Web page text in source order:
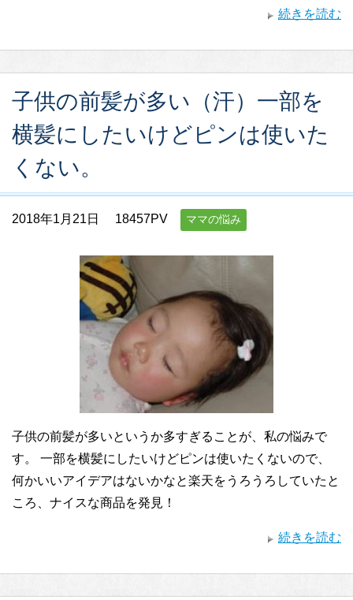
続きを読む
子供の前髪が多い（汗）一部を
横髪にしたいけどピンは使いた
くない。
2018年1月21日 18457PV ママの悩み
子供の前髪が多いというか多すぎることが、私の悩みで
す。 一部を横髪にしたいけどピンは使いたくないので、
何かいいアイデアはないかなと楽天をうろうろしていたと
ころ、ナイスな商品を発見！
続きを読む